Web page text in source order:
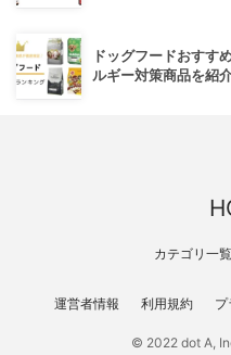
ドッグフードおすす
ルギー対策商品を紹
カテゴリ一覧
運営者情報 利用規約
© 2022 dot A,